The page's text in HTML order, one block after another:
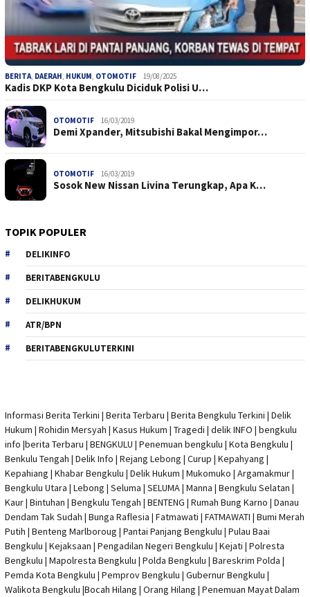
BERITA, DAERAH, HUKUM, OTOMOTIF 19/08/2025
Kadis DKP Kota Bengkulu Diciduk Polisi U…
OTOMOTIF 16/03/2019
Demi Xpander, Mitsubishi Bakal Mengimpor…
OTOMOTIF 16/03/2019
Sosok New Nissan Livina Terungkap, Apa K…
TOPIK POPULER
DELIKINFO
BERITABENGKULU
DELIKHUKUM
ATR/BPN
BERITABENGKULUTERKINI
Informasi Berita Terkini | Berita Terbaru | Berita Bengkulu Terkini | Delik
Hukum | Rohidin Mersyah | Kasus Hukum | Tragedi | delik INFO | bengkulu
info |berita Terbaru | BENGKULU | Penemuan bengkulu | Kota Bengkulu |
Benkulu Tengah | Delik Info | Rejang Lebong | Curup | Kepahyang |
Kepahiang | Khabar Bengkulu | Delik Hukum | Mukomuko | Argamakmur |
Bengkulu Utara | Lebong | Seluma | SELUMA | Manna | Bengkulu Selatan |
Kaur | Bintuhan | Bengkulu Tengah | BENTENG | Rumah Bung Karno | Danau
Dendam Tak Sudah | Bunga Raflesia | Fatmawati | FATMAWATI | Bumi Merah
Putih | Benteng Marlboroug | Pantai Panjang Bengkulu | Pulau Baai
Bengkulu | Kejaksaan | Pengadilan Negeri Bengkulu | Kejati | Polresta
Bengkulu | Mapolresta Bengkulu | Polda Bengkulu | Bareskrim Polda |
Pemda Kota Bengkulu | Pemprov Bengkulu | Gubernur Bengkulu |
Walikota Bengkulu |Bocah Hilang | Orang Hilang | Penemuan Mayat Dalam